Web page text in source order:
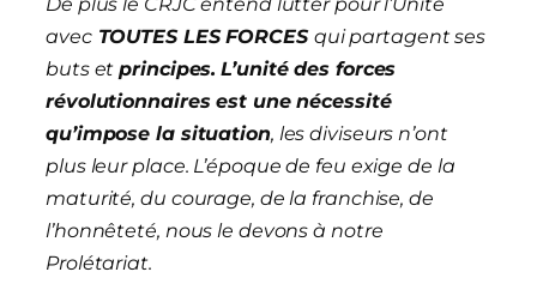
avecTOUTES LES FORCES qui partagent ses
buts etprincipes. L’unité des forces
révolutionnaires est une nécessité
qu’impose la situation, les diviseurs n’ont
plus leur place. L’époque de feu exige de la
maturité, du courage, de la franchise, de
l’honnêteté, nous le devons à notre
Prolétariat.